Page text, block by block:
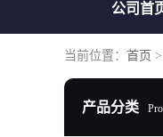
公司首
当前位置： 首页 >
产品分类